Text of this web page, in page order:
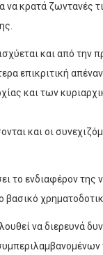
κρατά ζωντανές
και από την
επικριτική
και των
και οι
το ενδιαφέρον
βασικό
να διερευνά